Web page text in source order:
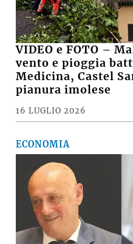
VIDEO e FOTO –
vento e pioggia
Medicina, Castel
pianura imolese
16 LUGLIO 2026
ECONOMIA